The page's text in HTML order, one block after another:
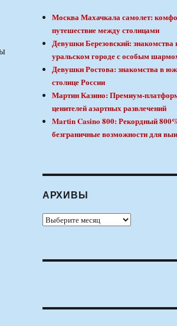
Москва Махачкала самолет:
путешествие между столицами
Девушки Березовский: знакомства
уральском городе с особым
Девушки Ростова: знакомства в
столице России
Мартин Казино: Премиум-
ценителей азартных развлечений
Martin Casino 800: Рекордный
безграничные возможности для
АРХИВЫ
Архивы